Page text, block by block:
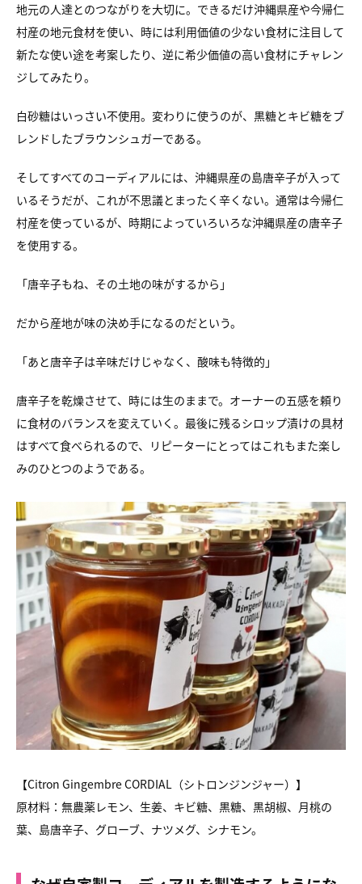
地元の人達とのつながりを大切に。できるだけ沖縄県産や今帰仁
村産の地元食材を使い、時には利用価値の少ない食材に注目して
新たな使い途を考案したり、逆に希少価値の高い食材にチャレン
ジしてみたり。
白砂糖はいっさい不使用。変わりに使うのが、黒糖とキビ糖をブ
レンドしたブラウンシュガーである。
そしてすべてのコーディアルには、沖縄県産の島唐辛子が入って
いるそうだが、これが不思議とまったく辛くない。通常は今帰仁
村産を使っているが、時期によっていろいろな沖縄県産の唐辛子
を使用する。
「唐辛子もね、その土地の味がするから」
だから産地が味の決め手になるのだという。
「あと唐辛子は辛味だけじゃなく、酸味も特徴的」
唐辛子を乾燥させて、時には生のままで。オーナーの五感を頼り
に食材のバランスを変えていく。最後に残るシロップ漬けの具材
はすべて食べられるので、リピーターにとってはこれもまた楽し
みのひとつのようである。
【Citron Gingembre CORDIAL（シトロンジンジャー）】
原材料：無農薬レモン、生姜、キビ糖、黒糖、黒胡椒、月桃の
葉、島唐辛子、グローブ、ナツメグ、シナモン。